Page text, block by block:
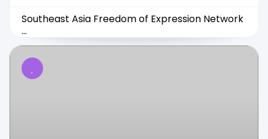
Southeast Asia Freedom of Expression Network
...